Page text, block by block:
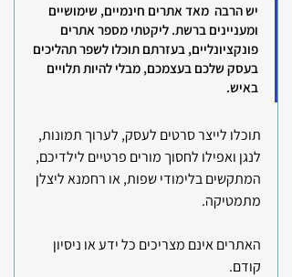
יש הרבה  מאד אתרים חינמיים, שימושיים
ומעניינים ברשת. ליקטתי מספר אתרים
פונקציונליים, בעזרתם תוכלו לשפר תהליכים
בעסק שלכם בעצמכם, מבלי להיות תלויים
באיש.
תוכלו לייצר סרטים לעסק, לערוך תמונות,
לנגן ואפילו לחסוך מורים פרטיים לילדיכם,
המתקשים בלימודי שפות, או רחמנא ליצלן
מתמטיקה.
האתרים אינם מצריכים כל ידע או ניסיון
קודם.